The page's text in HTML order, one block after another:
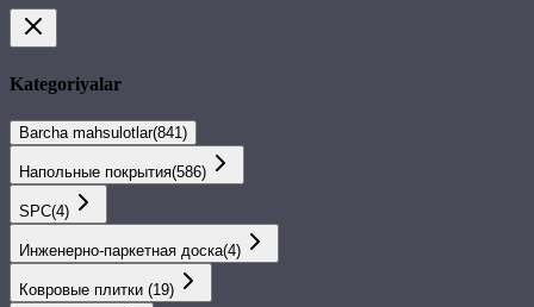
Kategoriyalar
Barcha mahsulotlar(841 )
Напольные покрытия(586)
SPС(4)
Инженерно-паркетная доска(4)
Ковровые плитки (19)